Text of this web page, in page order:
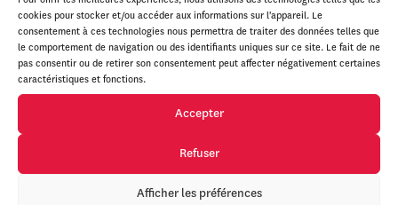
cookies pour stocker et/ou accéder aux informations sur l'appareil. Le
consentement à ces technologies nous permettra de traiter des données telles que
le comportement de navigation ou des identifiants uniques sur ce site. Le fait de ne
pas consentir ou de retirer son consentement peut affecter négativement certaines
caractéristiques et fonctions.
Accepter
Refuser
Afficher les préférences
Pare-brise : à réparer ou changer?
PROFITEZ DE L'OFFRE